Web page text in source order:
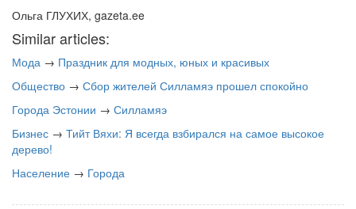
Ольга ГЛУХИХ, gazeta.ee
Similar articles:
Мода → Праздник для модных, юных и красивых
Общество → Сбор жителей Силламяэ прошел спокойно
Города Эстонии → Силламяэ
Бизнес → Тийт Вяхи: Я всегда взбирался на самое высокое
дерево!
Население → Города